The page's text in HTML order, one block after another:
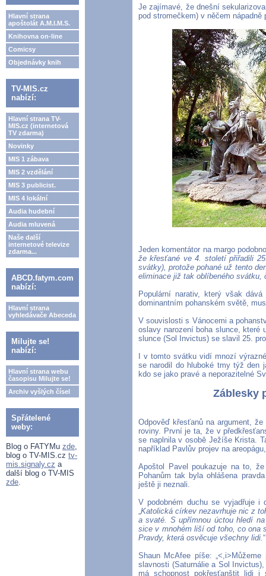
Hlavní strana
apoštolát A.M.I.M.S.
Knihovna on-line
Comicsy
Objednávky knih
TV-MIS.cz
nabízí:
Hlavní strana TV-
MIS.cz (internetová
TV zdarma)
Novinky
MIS 1 zábava
MIS 2 vzdělání
MIS 3 publicist.
MIS 4 lokální
Audia hudební
Audia mluvená
Naše další
internetové televize
zdarma...
ABCD.fatym.com
nabízí:
Hlavní strana
vyhledávače Abeceda
Milujte se!
nabízí:
Hlavní strana webu
časopisu Milujte se!
Archiv vyšlých čísel
Spřátelené
weby:
Blog o FATYMu zde,
blog o TV-MIS.cz tv-
mis.signaly.cz a
další blog o TV-MIS
zde.
Je zajímavé, že dnešní
pod stromečkem) v něčem
Jeden komentátor na margo
že křesťané ve 4. století přiřadili
svátky), protože pohané už tento
eliminace již tak oblíbeného
Populární narativ, který však
dominantním pohanském světě,
V souvislosti s Vánocemi a
oslavy narození boha slunce, které
slunce (Sol Invictus) se slavil 25.
I v tomto svátku vidí mnozí
se narodil do hluboké tmy týž den
kdo se jako pravé a neporazitelné
Záblesky
Odpověď křesťanů na argument,
roviny. První je ta, že v
se naplnila v osobě Ježíše Krista.
například Pavlův projev na
Apoštol Pavel poukazuje na to,
Pohanům tak byla ohlášena
ještě ji neznali.
V podobném duchu se vyjadřuje
„Katolická církev nezavrhuje nic z
a svaté. S upřímnou úctou hledí
sice v mnohém liší od toho, co ona
Pravdy, která osvěcuje všechny lidi.“
Shaun McAfee píše:
slavnosti (Saturnálie a Sol
má schopnost pokřesťanštit lidi i